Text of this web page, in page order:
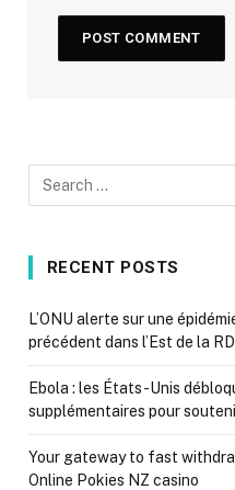
RECENT POSTS
L’ONU alerte sur une
précédent dans l’Est de la
Ebola : les États-Unis
supplémentaires pour
Your gateway to fast
Online Pokies NZ casino